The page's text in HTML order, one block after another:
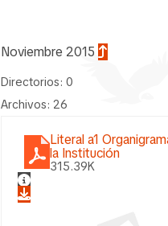
Noviembre 2015
Directorios: 0
Archivos: 26
Literal a1
la Institución
315.39K